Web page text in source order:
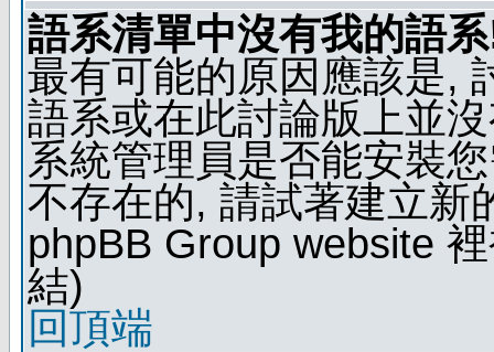
語系清單中沒有我的語
最有可能的原因應該是,
語系或在此討論版上並
系統管理員是否能安裝
不存在的, 請試著建立新
phpBB Group website
結)
回頂端